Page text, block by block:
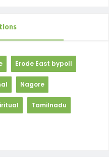
Erode East bypoll
Nagore
Tamilnadu